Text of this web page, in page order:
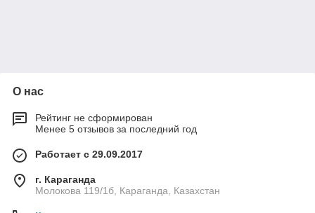
О нас
Рейтинг не сформирован
Менее 5 отзывов за последний год
Работает с 29.09.2017
г. Караганда
Молокова 119/1б, Караганда, Казахстан